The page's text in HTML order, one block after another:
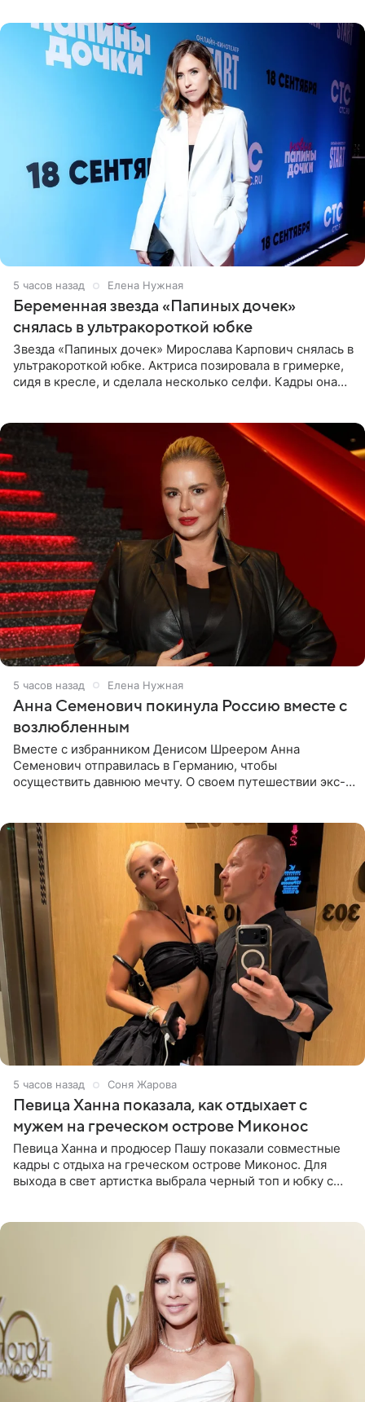
5 часов назад Елена Нужная
Беременная звезда «Папиных дочек»
снялась в ультракороткой юбке
Звезда «Папиных дочек» Мирослава Карпович снялась в
ультракороткой юбке. Актриса позировала в гримерке,
сидя в кресле, и сделала несколько селфи. Кадры она
5 часов назад Елена Нужная
Анна Семенович покинула Россию вместе с
возлюбленным
Вместе с избранником Денисом Шреером Анна
Семенович отправилась в Германию, чтобы
осуществить давнюю мечту. О своем путешествии экс-
5 часов назад Соня Жарова
Певица Ханна показала, как отдыхает с
мужем на греческом острове Миконос
Певица Ханна и продюсер Пашу показали совместные
кадры с отдыха на греческом острове Миконос. Для
выхода в свет артистка выбрала черный топ и юбку с